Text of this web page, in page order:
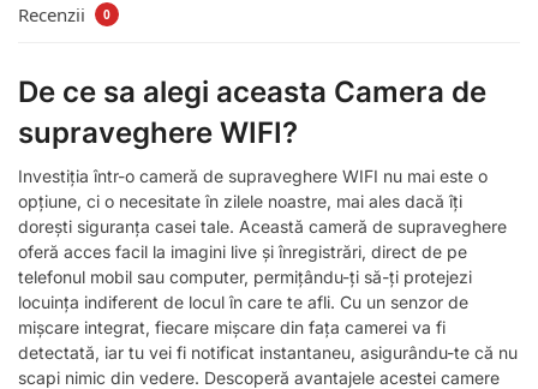
Recenzii 0
De ce sa alegi aceasta Camera de
supraveghere WIFI?
Investiția într-o cameră de supraveghere WIFI nu mai este o
opțiune, ci o necesitate în zilele noastre, mai ales dacă îți
dorești siguranța casei tale. Această cameră de supraveghere
oferă acces facil la imagini live și înregistrări, direct de pe
telefonul mobil sau computer, permițându-ți să-ți protejezi
locuința indiferent de locul în care te afli. Cu un senzor de
mișcare integrat, fiecare mișcare din fața camerei va fi
detectată, iar tu vei fi notificat instantaneu, asigurându-te că nu
scapi nimic din vedere. Descoperă avantajele acestei camere